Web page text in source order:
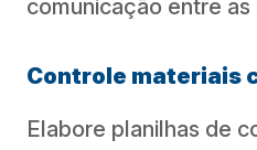
comunicação entre as
Controle materiais
Elabore planilhas de